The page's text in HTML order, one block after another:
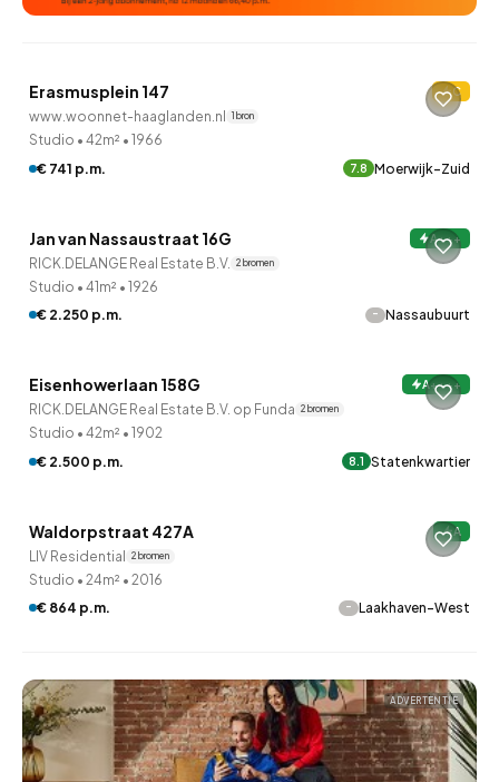
Erasmusplein 147 C
www.woonnet-haaglanden.nl 1 bron
Studio • 42m² • 1966
€ 741 p.m.
7.8 Moerwijk-Zuid
QUICKLANE™
Jan van Nassaustraat 16G A+++
RICK.DELANGE Real Estate B.V. 2 bronnen
Studio • 41m² • 1926
€ 2.250 p.m.
- Nassaubuurt
Eisenhowerlaan 158G A++++
RICK.DELANGE Real Estate B.V. op Funda 2 bronnen
Studio • 42m² • 1902
€ 2.500 p.m.
8.1 Statenkwartier
QUICKLANE™
Waldorpstraat 427A A
LIV Residential 2 bronnen
Studio • 24m² • 2016
€ 864 p.m.
- Laakhaven-West
ADVERTENTIE